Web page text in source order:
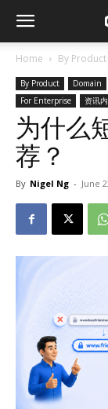
Home By Product
By Product Domain
For Enterprise
资讯
为什么
荐？
By Nigel Ng - June